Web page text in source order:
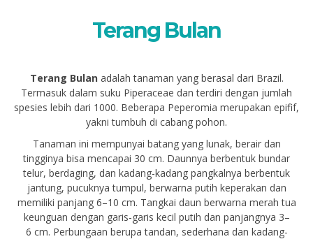
Terang Bulan
Terang Bulan adalah tanaman yang berasal dari Brazil.
Termasuk dalam suku Piperaceae dan terdiri dengan jumlah
spesies lebih dari 1000. Beberapa Peperomia merupakan epifif,
yakni tumbuh di cabang pohon.
Tanaman ini mempunyai batang yang lunak, berair dan
tingginya bisa mencapai 30 cm. Daunnya berbentuk bundar
telur, berdaging, dan kadang-kadang pangkalnya berbentuk
jantung, pucuknya tumpul, berwarna putih keperakan dan
memiliki panjang 6–10 cm. Tangkai daun berwarna merah tua
keunguan dengan garis-garis kecil putih dan panjangnya 3–
6 cm. Perbungaan berupa tandan, sederhana dan kadang-